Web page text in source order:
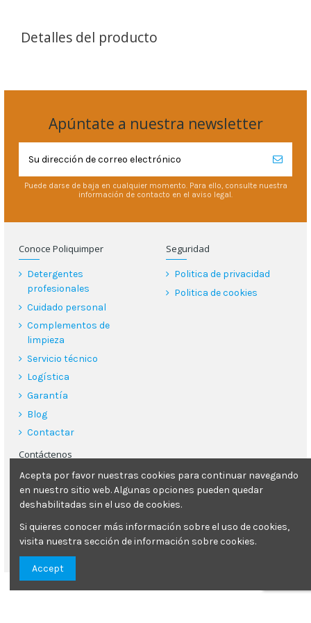
Detalles del producto
Apúntate a nuestra newsletter
Puede darse de baja en cualquier momento. Para ello, consulte nuestra
información de contacto en el aviso legal.
Conoce Poliquimper
Detergentes
profesionales
Cuidado personal
Complementos de
limpieza
Servicio técnico
Logística
Garantía
Blog
Contactar
Seguridad
Politica de privacidad
Politica de cookies
Contáctenos
Poliquimper s.l.
Carrer Can Clapes 26, 08181, Sentmenat (Barcelona)
93 713 29 78
poliquimper@poliquimper.com
Acepta por favor nuestras cookies para continuar navegando
en nuestro sitio web. Algunas opciones pueden quedar
deshabilitadas sin el uso de cookies.
Si quieres conocer más información sobre el uso de cookies,
visita nuestra sección de información sobre cookies.
Accept